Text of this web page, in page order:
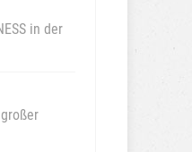
in der